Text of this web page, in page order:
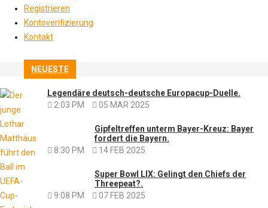
Registrieren
Kontoverifizierung
Kontakt
NEUESTE
Legendäre deutsch-deutsche Europacup-Duelle.
2:03 PM
05 MAR 2025
Gipfeltreffen unterm Bayer-Kreuz: Bayer
fordert die Bayern.
8:30 PM
14 FEB 2025
Super Bowl LIX: Gelingt den Chiefs der
Threepeat?.
9:08 PM
07 FEB 2025